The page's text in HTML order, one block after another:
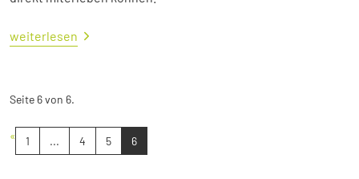
weiterlesen
Seite 6 von 6.
« 1 ... 4 5 6